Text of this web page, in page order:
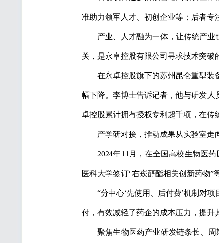
准助力领军人才、初创企业等；后者专
产业、人才融为一体，让传统产
关，是永卓控股有限公司寻求技术突破
在永卓控股旗下的苏州昆仑重型装
幅下降。李博士告诉记者，他与研发
卓控股累计拥有授权专利超千项，在
产学研对接，推动成果从实验室走
2024年11月，在全国高校生物医
医科大学签订“右崁醇酯相关创新药物”
“分中心‘先使用、后付费’机制对
付，有效减轻了药企的成本压力，提升
聚焦生物医药产业研发链条长、